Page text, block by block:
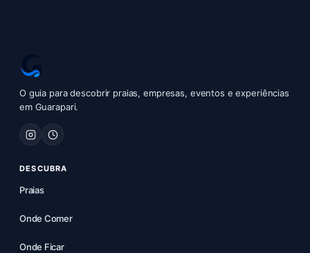
O guia para descobrir praias, empresas, eventos e experiências
em Guarapari.
DESCUBRA
Praias
Onde Comer
Onde Ficar